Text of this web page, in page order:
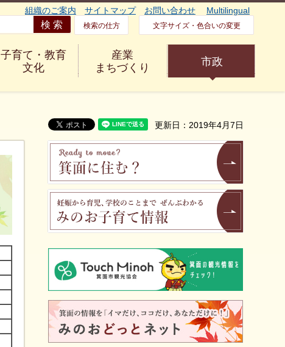
組織のご案内 サイトマップ お問い合わせ Multilingual
検索の仕方 文字サイズ・色合いの変更
子育て・教育
文化
産業
まちづくり
市政
更新日：2019年4月7日